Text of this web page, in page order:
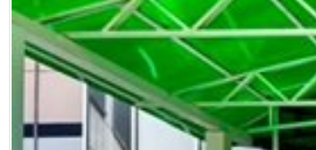
Teknoloji
Televizyon
Dünya
Pr